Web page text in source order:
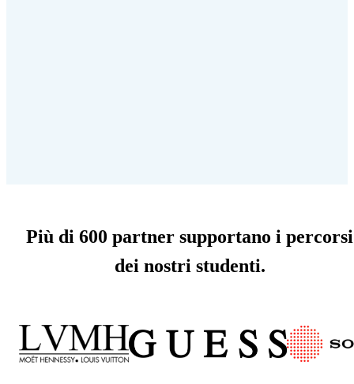
Più di 600 partner supportano i percorsi
dei nostri studenti.